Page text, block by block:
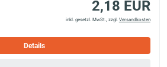
2,18 EUR
inkl. gesetzl. MwSt., zzgl. Versandkosten
Details